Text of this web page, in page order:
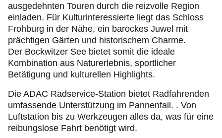
ausgedehnten Touren durch die reizvolle Region
einladen. Für Kulturinteressierte liegt das Schloss
Frohburg in der Nähe, ein barockes Juwel mit
prächtigen Gärten und historischem Charme.
Der Bockwitzer See bietet somit die ideale
Kombination aus Naturerlebnis, sportlicher
Betätigung und kulturellen Highlights.
Die ADAC Radservice-Station bietet Radfahrenden
umfassende Unterstützung im Pannenfall. . Von
Luftstation bis zu Werkzeugen alles da, was für eine
reibungslose Fahrt benötigt wird.